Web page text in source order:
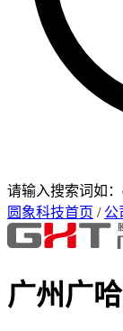
请输入搜索词如
圆象科技首页 / 公
广州广